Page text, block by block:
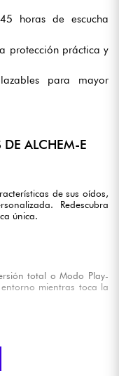
horas de escucha
protección práctica y
para mayor
DE ALCHEM-E
de sus oídos,
Redescubra
única.
total o Modo Play-
mientras toca la
incluso durante los
permite gestionar la